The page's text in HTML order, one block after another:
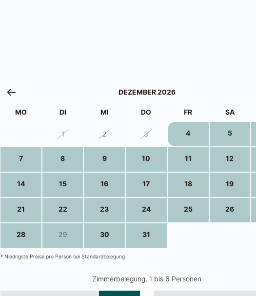
DEZEMBER 2026
MO DI MI DO FR SA
1 2 3 4 5
7 8 9 10 11 12
14 15 16 17 18 19
21 22 23 24 25 26
28 29 30 31
* Niedrigste Preise pro Person bei Standardbelegung
Zimmerbelegung, 1 bis 6 Personen